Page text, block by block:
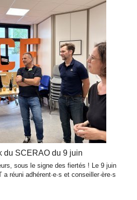
du SCERAO du 9 juin
sous le signe des fiertés ! Le 9 juin
réuni adhérent·e·s et conseiller·ère·s